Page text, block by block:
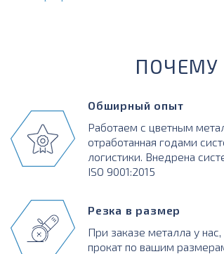
ПОЧЕМУ
Обширный опыт
Работаем с цветным
отработанная годами
логистики. Внедрена
ISO 9001:2015
Резка в размер
При заказе металла у
прокат по вашим